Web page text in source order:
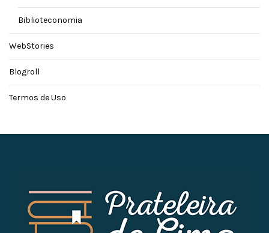
Biblioteconomia
WebStories
Blogroll
Termos de Uso